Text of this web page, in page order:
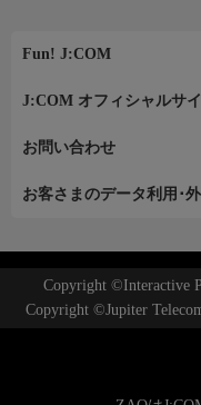
Fun! J:COM
J:COM オフィシャルサ
お問い合わせ
お客さまのデータ利用･
Copyright ©Interactive
Copyright ©Jupiter